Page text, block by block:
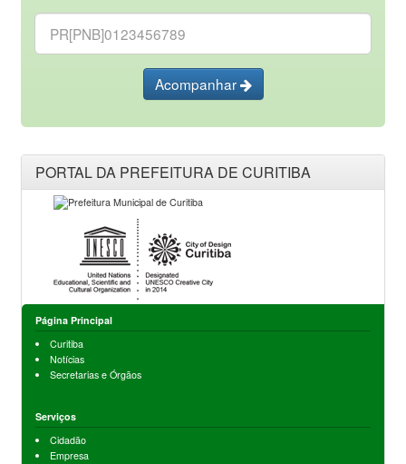
Acompanhar
PORTAL DA PREFEITURA DE CURITIBA
Página Principal
Curitiba
Notícias
Secretarias e Órgãos
Serviços
Cidadão
Empresa